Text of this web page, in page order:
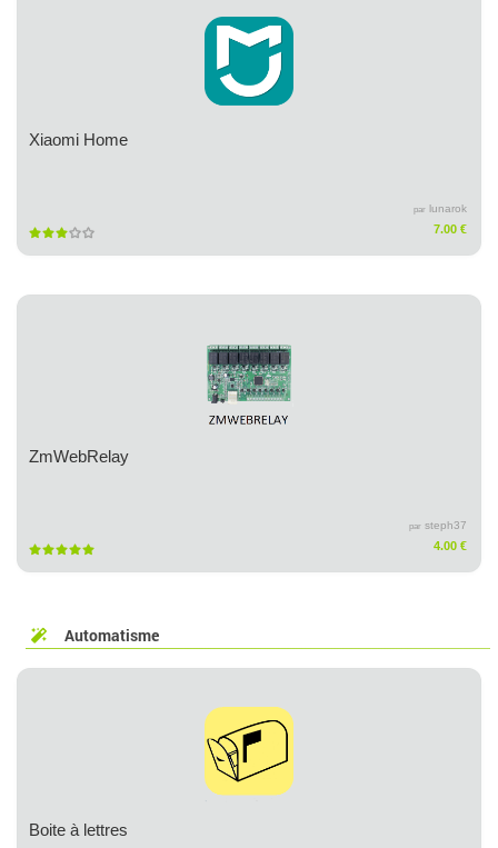
Xiaomi Home
par lunarok
7.00 €
ZmWebRelay
par steph37
4.00 €
Automatisme
Boite à lettres